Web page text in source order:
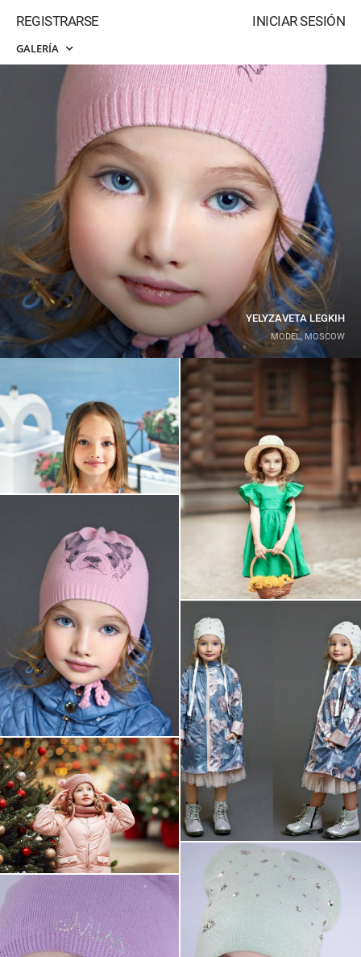
INICIAR SESIÓN
REGISTRARSE
GALERÍA
YELYZAVETA LEGKIH
MODEL, MOSCOW